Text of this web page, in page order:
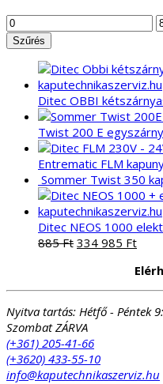
Min
árSzűrés
Ditec OBBI
Twist 200 E
Entrematic FLM
Sommer Twist 350
Ditec NEOS 1000
885Ft Original
413
885 Ft.
334 985 Ft
is:
334
985
Nyitva tartás: Hétfő - Péntek
Szombat ZÁRVA
(+361) 205-41-66
(+3620) 433-55-10
info@kaputechnikaszerviz.hu